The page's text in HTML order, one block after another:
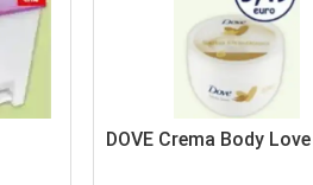
DOVE Crema Body Love